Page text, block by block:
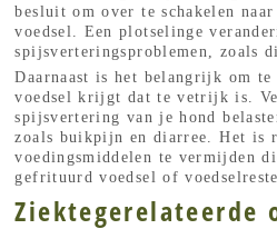
besluit om over te schakelen
voedsel. Een plotselinge
spijsverteringsproblemen, zoals
Daarnaast is het belangrijk om te
voedsel krijgt dat te vetrijk is.
spijsvertering van je hond
zoals buikpijn en diarree. Het is
voedingsmiddelen te vermijden
gefrituurd voedsel of
Ziektegerelateerde